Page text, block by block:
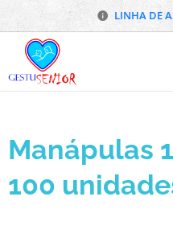
LINHA DE
Manápulas
100